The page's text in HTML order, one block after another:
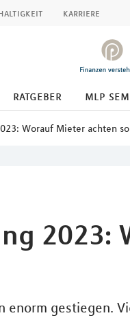
karriere
ratgeber mlp
Worauf Mieter achten
2023:
enorm gestiegen.